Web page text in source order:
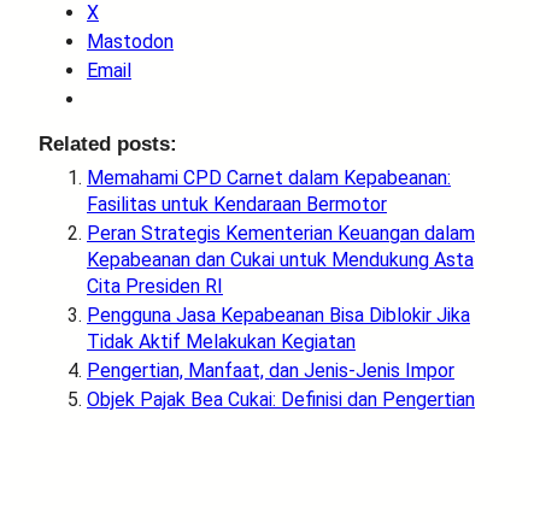
X
Mastodon
Email
Related posts:
Memahami CPD Carnet dalam Kepabeanan:
Fasilitas untuk Kendaraan Bermotor
Peran Strategis Kementerian Keuangan dalam
Kepabeanan dan Cukai untuk Mendukung Asta
Cita Presiden RI
Pengguna Jasa Kepabeanan Bisa Diblokir Jika
Tidak Aktif Melakukan Kegiatan
Pengertian, Manfaat, dan Jenis-Jenis Impor
Objek Pajak Bea Cukai: Definisi dan Pengertian